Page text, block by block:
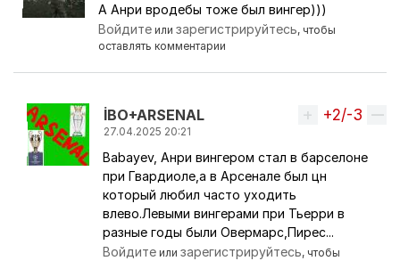
Ответ на комментарий пользователя
А Анри вродебы тоже был вингер)))
Войдите илизарегистрируйтесь, чтобы
оставлять комментарии
İBO+ARSENAL
27.04.2025 20:21
Ответ на комментарий пользователяBabayev
Вверх
+2/-3
Babayev, Анри вингером стал в барселоне
при Гвардиоле,а в Арсенале был цн
который любил часто уходить
влево.Левыми вингерами при Тьерри в
разные годы были Овермарс,Пирес...
Войдите илизарегистрируйтесь, чтобы